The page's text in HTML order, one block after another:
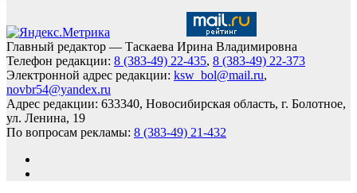
Главный редактор — Таскаева Ирина Владимировна
Телефон редакции: 8 (383-49) 22-435, 8 (383-49) 22-373
Электронной адрес редакции: ksw_bol@mail.ru,
novbr54@yandex.ru
Адрес редакции: 633340, Новосибирская область, г. Болотное,
ул. Ленина, 19
По вопросам рекламы: 8 (383-49) 21-432